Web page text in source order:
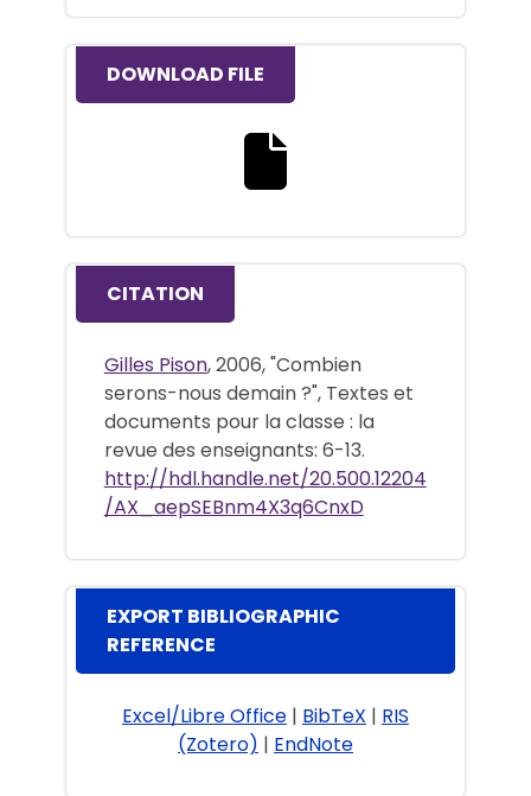
DOWNLOAD FILE
CITATION
Gilles Pison, 2006, "Combien
serons-nous demain ?", Textes et
documents pour la classe : la
revue des enseignants: 6-13.
http://hdl.handle.net/20.500.12204
/AX_aepSEBnm4X3q6CnxD
EXPORT BIBLIOGRAPHIC
REFERENCE
Excel/Libre Office | BibTeX | RIS
(Zotero) | EndNote